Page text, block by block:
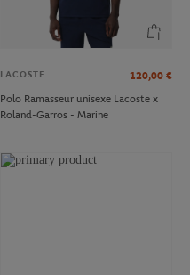
LACOSTE 120,00 €
Polo Ramasseur unisexe Lacoste x
Roland-Garros - Marine